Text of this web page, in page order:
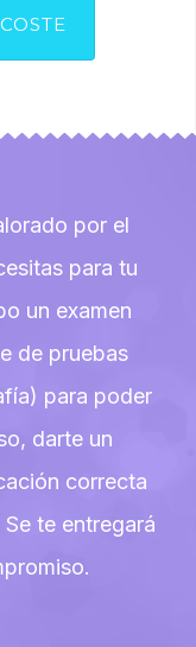
por el
para tu
un examen
de pruebas
para poder
darte un
correcta
te entregará